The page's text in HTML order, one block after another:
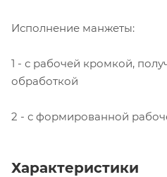
Исполнение манжеты:
1 - с рабочей кромкой,
обработкой
2 - с формированной
Характеристики